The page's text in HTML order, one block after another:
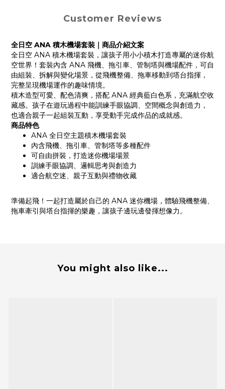
Customer Reviews
全日空 ANA 積木機場套裝｜商品介紹文案
全日空 ANA 積木機場套裝，讓孩子用小小積木打造專屬的迷你航
空世界！套裝內含 ANA 飛機、拖引車、管制塔與機場配件，可自
由組裝、拆解與變化場景，從飛機整備、拖車移動到塔台指揮，
完整呈現機場運作的趣味情境。
積木造型可愛、配色清爽，搭配 ANA 經典藍白色系，充滿航空收
藏感。孩子在遊玩過程中能訓練手眼協調、空間概念與創造力，
也適合親子一起組裝互動，享受動手完成作品的成就感。
商品特色
ANA 全日空主題積木機場套裝
內含飛機、拖引車、管制塔等多種配件
可自由拼裝，打造迷你機場場景
訓練手眼協調、邏輯思考與創造力
適合航空迷、親子互動與禮物收藏
準備起飛！一起打造屬於自己的 ANA 迷你機場，體驗飛機整備、
拖車牽引與塔台指揮的樂趣，讓孩子邊玩邊發揮想像力。
You might also like...